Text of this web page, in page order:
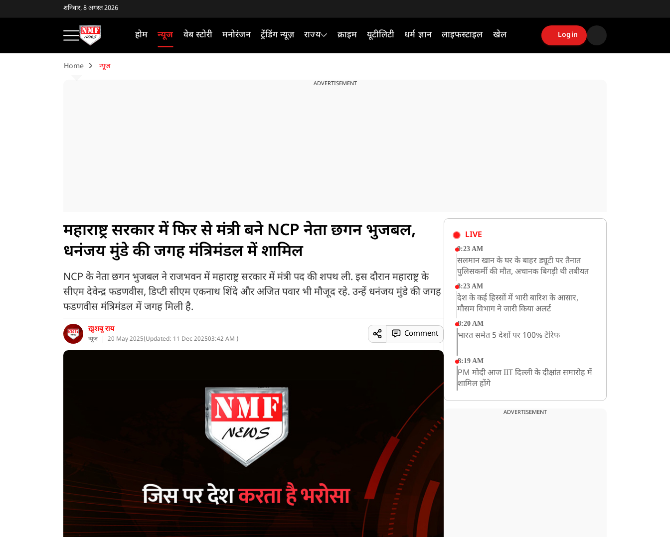
शनिवार, 8 अगस्त 2026
होम न्यूज वेब स्टोरी मनोरंजन ट्रेंडिंग न्यूज़ राज्य क्राइम यूटीलिटी धर्म ज्ञान लाइफस्टाइल खेल Login
Home न्यूज
ADVERTISEMENT
महाराष्ट्र सरकार में फिर से मंत्री बने NCP नेता छगन भुजबल,
धनंजय मुंडे की जगह मंत्रिमंडल में शामिल
NCP के नेता छगन भुजबल ने राजभवन में महाराष्ट्र सरकार में मंत्री पद की शपथ ली. इस दौरान महाराष्ट्र के
सीएम देवेन्द्र फडणवीस, डिप्टी सीएम एकनाथ शिंदे और अजित पवार भी मौजूद रहे. उन्हें धनंजय मुंडे की जगह
फडणवीस मंत्रिमंडल में जगह मिली है.
ख़ुशबू राय
न्यूज 20 May 2025(Updated: 11 Dec 202503:42 AM )
Comment
LIVE
9:23 AM
सलमान खान के घर के बाहर ड्यूटी पर तैनात
पुलिसकर्मी की मौत, अचानक बिगड़ी थी तबीयत
8:23 AM
देश के कई हिस्सों में भारी बारिश के आसार,
मौसम विभाग ने जारी किया अलर्ट
8:20 AM
भारत समेत 5 देशों पर 100% टैरिफ
8:19 AM
PM मोदी आज IIT दिल्ली के दीक्षांत समारोह में
शामिल होंगे
ADVERTISEMENT